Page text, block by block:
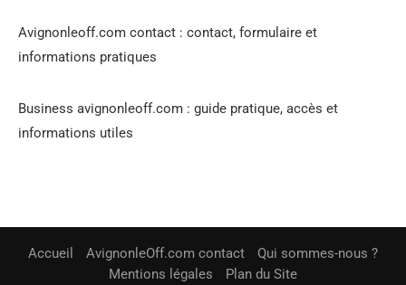
Avignonleoff.com contact : contact, formulaire et
informations pratiques
Business avignonleoff.com : guide pratique, accès et
informations utiles
Accueil AvignonleOff.com contact
Qui sommes-nous ?
Mentions légales
Plan du Site